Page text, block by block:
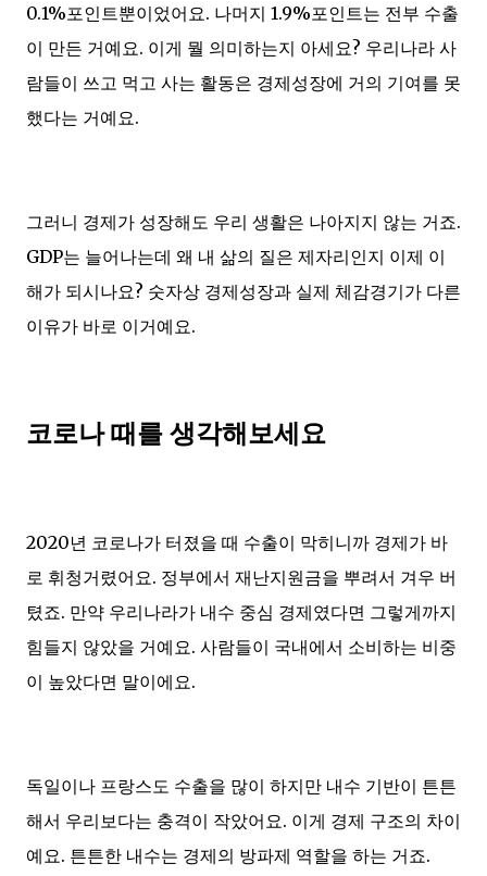
0.1%포인트뿐이었어요. 나머지 1.9%포인트는 전부 수출
이 만든 거예요. 이게 뭘 의미하는지 아세요? 우리나라 사
람들이 쓰고 먹고 사는 활동은 경제성장에 거의 기여를 못
했다는 거예요.
그러니 경제가 성장해도 우리 생활은 나아지지 않는 거죠.
GDP는 늘어나는데 왜 내 삶의 질은 제자리인지 이제 이
해가 되시나요? 숫자상 경제성장과 실제 체감경기가 다른
이유가 바로 이거예요.
코로나 때를 생각해보세요
2020년 코로나가 터졌을 때 수출이 막히니까 경제가 바
로 휘청거렸어요. 정부에서 재난지원금을 뿌려서 겨우 버
텼죠. 만약 우리나라가 내수 중심 경제였다면 그렇게까지
힘들지 않았을 거예요. 사람들이 국내에서 소비하는 비중
이 높았다면 말이에요.
독일이나 프랑스도 수출을 많이 하지만 내수 기반이 튼튼
해서 우리보다는 충격이 작았어요. 이게 경제 구조의 차이
예요. 튼튼한 내수는 경제의 방파제 역할을 하는 거죠.